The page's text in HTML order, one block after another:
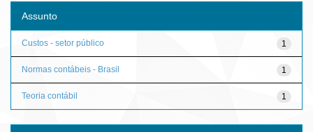
Assunto
1
Custos - setor público
1
Normas contábeis - Brasil
1
Teoria contábil